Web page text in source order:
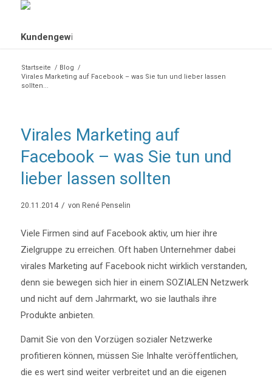
Startseite / Blog /
Virales Marketing auf Facebook – was Sie tun und lieber lassen
sollten...
Virales Marketing auf
Facebook – was Sie tun und
lieber lassen sollten
20.11.2014 / von René Penselin
Viele Firmen sind auf Facebook aktiv, um hier ihre
Zielgruppe zu erreichen. Oft haben Unternehmer dabei
virales Marketing auf Facebook nicht wirklich verstanden,
denn sie bewegen sich hier in einem SOZIALEN Netzwerk
und nicht auf dem Jahrmarkt, wo sie lauthals ihre
Produkte anbieten.
Damit Sie von den Vorzügen sozialer Netzwerke
profitieren können, müssen Sie Inhalte veröffentlichen,
die es wert sind weiter verbreitet und an die eigenen